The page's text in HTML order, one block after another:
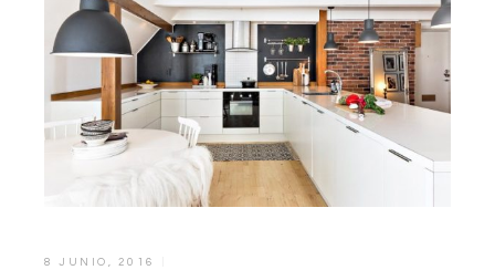
8 JUNIO, 2016